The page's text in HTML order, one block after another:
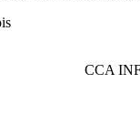
CCA